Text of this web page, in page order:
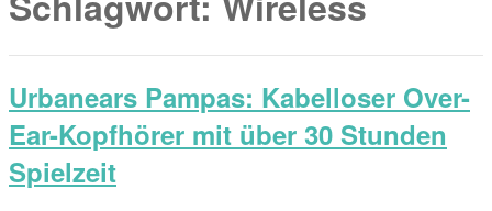
Urbanears Pampas: Kabelloser Over-
Ear-Kopfhörer mit über 30 Stunden
Spielzeit